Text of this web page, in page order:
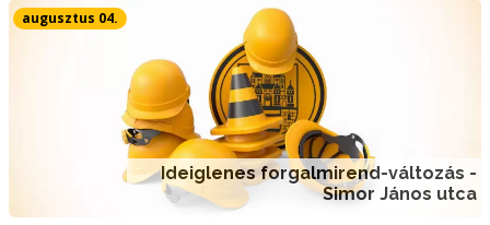
Ideiglenes forgalmirend-változás -
Simor János utca
augusztus 04.